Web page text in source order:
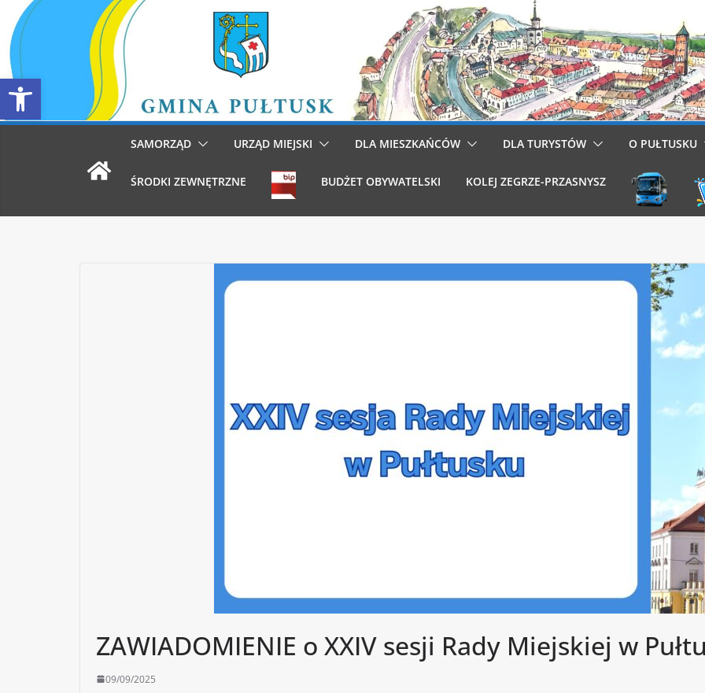
Otwórz pasek narzędzi
Przejdź
do
treści
SAMORZĄD URZĄD MIEJSKI DLA MIESZKAŃCÓW DLA TURYSTÓW O PUŁTUSKU
ŚRODKI ZEWNĘTRZNE BUDŻET OBYWATELSKI KOLEJ ZEGRZE-PRZASNYSZ
ZAWIADOMIENIE o XXIV sesji Rady Miejskiej w
09/09/2025